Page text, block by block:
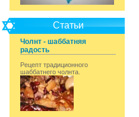
Статьи
Чолнт - шаббатняя
радость
Рецепт традиционного
шаббатнего чолнта.